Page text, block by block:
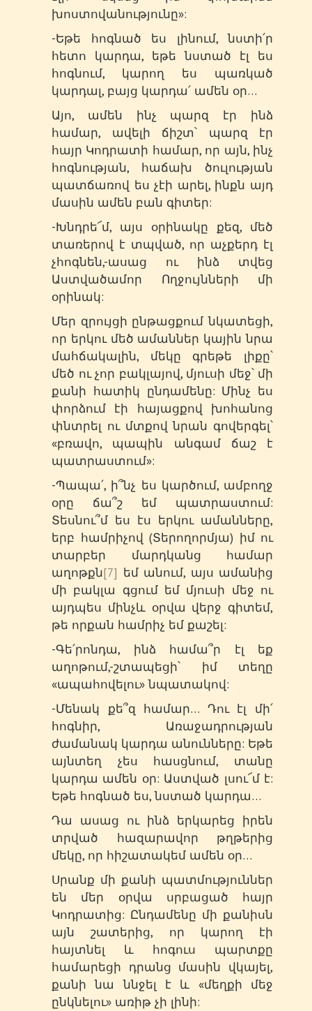
խոստովանությունը»:
-Եթե հոգնած ես լինում, նստի՛ր
հետո կարդա, եթե նստած էլ ես
հոգնում, կարող ես պառկած
կարդալ, բայց կարդա՛ ամեն օր…
Այո, ամեն ինչ պարզ էր ինձ
համար, ավելի ճիշտ՝ պարզ էր
հայր Կոդրատի համար, որ այն, ինչ
հոգնության, հաճախ ծուլության
պատճառով ես չէի արել, ինքն այդ
մասին ամեն բան գիտեր:
-Խնդրե՜մ, այս օրինակը քեզ, մեծ
տառերով է տպված, որ աչքերդ էլ
չհոգնեն,-ասաց ու ինձ տվեց
Աստվածամոր Ողջույնների մի
օրինակ:
Մեր զրույցի ընթացքում նկատեցի,
որ երկու մեծ ամաններ կային նրա
մահճակալին, մեկը գրեթե լիքը՝
մեծ ու չոր բակլայով, մյուսի մեջ՝ մի
քանի հատիկ ընդամենը: Մինչ ես
փորձում էի հայացքով խոհանոց
փնտրել ու մտքով նրան գովերգել՝
«բռավո, պապին անգամ ճաշ է
պատրաստում»:
-Պապա՛, ի՞նչ ես կարծում, ամբողջ
օրը ճա՞շ եմ պատրաստում:
Տեսնու՞մ ես էս երկու ամանները,
երբ համրիչով (Տերողորմյա) իմ ու
տարբեր մարդկանց համար
աղոթքն[7] եմ անում, այս ամանից
մի բակլա գցում եմ մյուսի մեջ ու
այդպես մինչև օրվա վերջ գիտեմ,
թե որքան համրիչ եմ քաշել:
-Գե՛րոնդա, ինձ համա՞ր էլ եք
աղոթում,-շտապեցի՝ իմ տեղը
«ապահովելու» նպատակով:
-Մենակ քե՞զ համար… Դու էլ մի՛
հոգնիր, Առաջադրության
ժամանակ կարդա անունները: Եթե
այնտեղ չես հասցնում, տանը
կարդա ամեն օր: Աստված լսու՜մ է:
Եթե հոգնած ես, նստած կարդա…
Դա ասաց ու ինձ երկարեց իրեն
տրված հազարավոր թղթերից
մեկը, որ հիշատակեմ ամեն օր…
Սրանք մի քանի պատմություններ
են մեր օրվա սրբացած հայր
Կոդրատից: Ընդամենը մի քանիսն
այն շատերից, որ կարող էի
հայտնել և հոգուս պարտքը
համարեցի դրանց մասին վկայել,
քանի նա ննջել է և «մեղքի մեջ
ընկնելու» առիթ չի լինի: